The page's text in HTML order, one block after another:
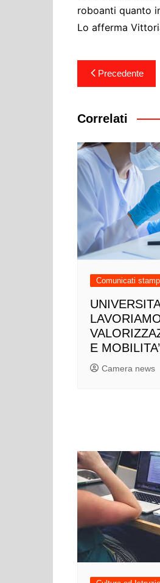
roboanti quanto
Lo afferma
articoli
Precedente
Correlati
Comunicati
E
Camera news